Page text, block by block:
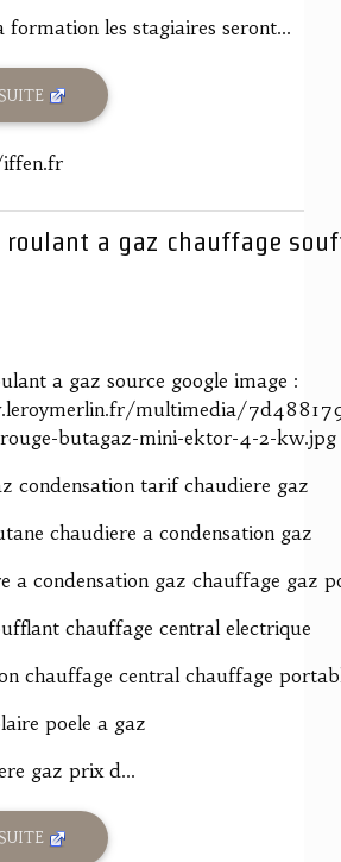
formation les stagiaires seront...
roulant a gaz chauffage
a gaz source google image :
multimedia/
butagaz-mini-ektor-4-2-kw.jpg
condensation tarif chaudiere gaz
chaudiere a condensation gaz
a condensation gaz chauffage gaz
chauffage central electrique
chauffage central chauffage
poele a gaz
gaz prix d...